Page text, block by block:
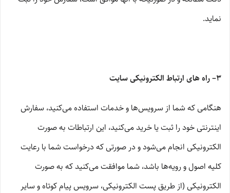
نماید.
۳– راه های ارتباط الکترونیکی سایت
هنگامی که شما از سرویس‌‏ها و خدمات استفاده می‏‌کنید، سفارش
اینترنتی خود را ثبت یا خرید می‏‌کنید، این ارتباطات به صورت
الکترونیکی انجام می‏‌شود و در صورتی که درخواست شما با رعایت
کلیه اصول و رویه‏‌ها باشد، شما موافقت می‌‏کنید که به صورت
الکترونیکی (از طریق پست الکترونیکی، سرویس پیام کوتاه و سایر